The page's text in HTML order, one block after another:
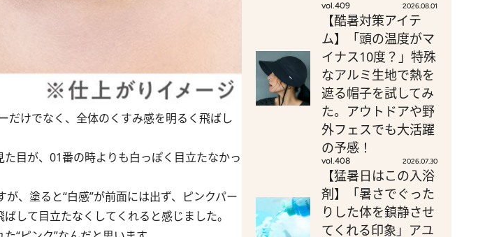
だけでなく、全体のくすみ感を明るく飛ばし
目が、01番の時よりも白っぽく目立たなかっ
、塗ると“白感”が前面には出ず、ピンクパー
して目立たなくしてくれると感じました。
vol.409 2026.08.01
【酷暑対策アイテ
ム】「頭の温度がマ
イナス10度？」特殊
なアルミ生地で熱を
遮る帽子を試してみ
た。アウトドアや野
外フェスでも大活躍
の予感！
vol.408 2026.07.30
【猛暑日はこの入浴
剤】「暑さでぐった
りした体を鎮静させ
てくれる印象」アユ